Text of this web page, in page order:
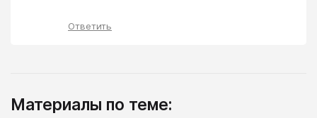
Ответить
Материалы по теме: